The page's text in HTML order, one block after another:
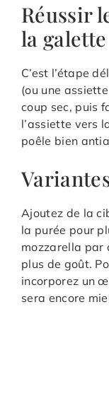
Réussir
la galette
C’est l’étape
(ou une
coup sec, puis
l’assiette vers
poêle bien
Ajoutez de la
la purée pour
mozzarella par
plus de goût.
incorporez un
sera encore